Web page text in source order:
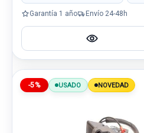
Garantía 1 año Envío 24-48h
-5% USADO NOVEDAD